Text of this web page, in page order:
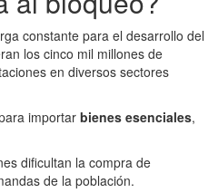
constante para el desarrollo del
los cinco mil millones de
en diversos sectores
importarbienes esenciales,
dificultan la compra de
de la población.